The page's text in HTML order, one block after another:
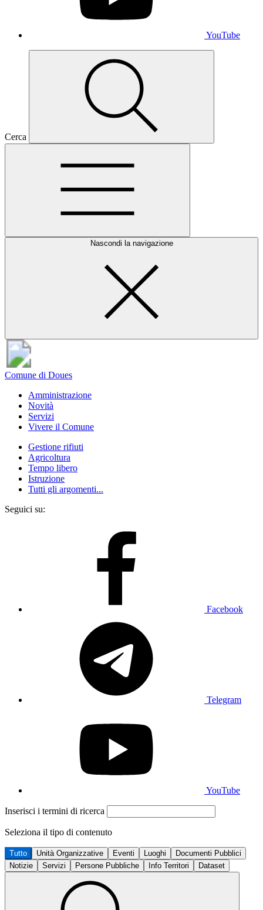
YouTube
Cerca
Nascondi la navigazione
Comune di Doues
Amministrazione
Novità
Servizi
Vivere il Comune
Gestione rifiuti
Agricoltura
Tempo libero
Istruzione
Tutti gli argomenti...
Seguici su:
Facebook
Telegram
YouTube
Inserisci i termini di ricerca
Seleziona il tipo di contenuto
Tutto Unità Organizzative Eventi Luoghi
Documenti Pubblici
Notizie
Servizi Persone Pubbliche Info Territori Dataset